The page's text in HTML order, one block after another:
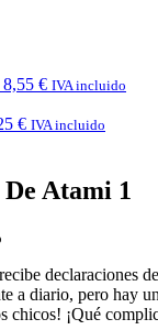
8,55 € IVA incluido
€ IVA incluido
Atami 1
declaraciones
a diario, pero hay
chicos! ¡Qué